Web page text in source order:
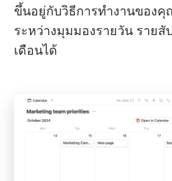
ขึ้นอยู่กับวิธีการทำงานของ
ระหว่างมุมมองรายวัน ราย
เดือนได้